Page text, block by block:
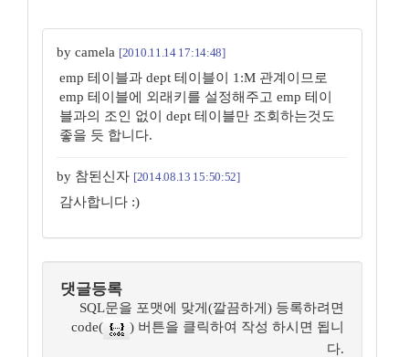
by camela [2010.11.14 17:14:48]
emp 테이블과 dept 테이블이 1:M 관계이므로
emp 테이블에 외래키를 설정해주고 emp 테이
블과의 조인 없이 dept 테이블만 조회하는것도
좋을 듯 합니다.
by 참된신자 [2014.08.13 15:50:52]
감사합니다 :)
댓글등록
SQL문을 포맷에 맞게(깔끔하게) 등록하려면
code(
) 버튼을 클릭하여 작성 하시면 됩니
다.